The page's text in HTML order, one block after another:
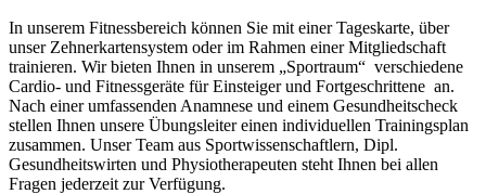
In unserem Fitnessbereich können Sie mit einer Tageskarte, über
unser Zehnerkartensystem oder im Rahmen einer Mitgliedschaft
trainieren. Wir bieten Ihnen in unserem „Sportraum“ verschiedene
Cardio- und Fitnessgeräte für Einsteiger und Fortgeschrittene an.
Nach einer umfassenden Anamnese und einem Gesundheitscheck
stellen Ihnen unsere Übungsleiter einen individuellen Trainingsplan
zusammen. Unser Team aus Sportwissenschaftlern, Dipl.
Gesundheitswirten und Physiotherapeuten steht Ihnen bei allen
Fragen jederzeit zur Verfügung.